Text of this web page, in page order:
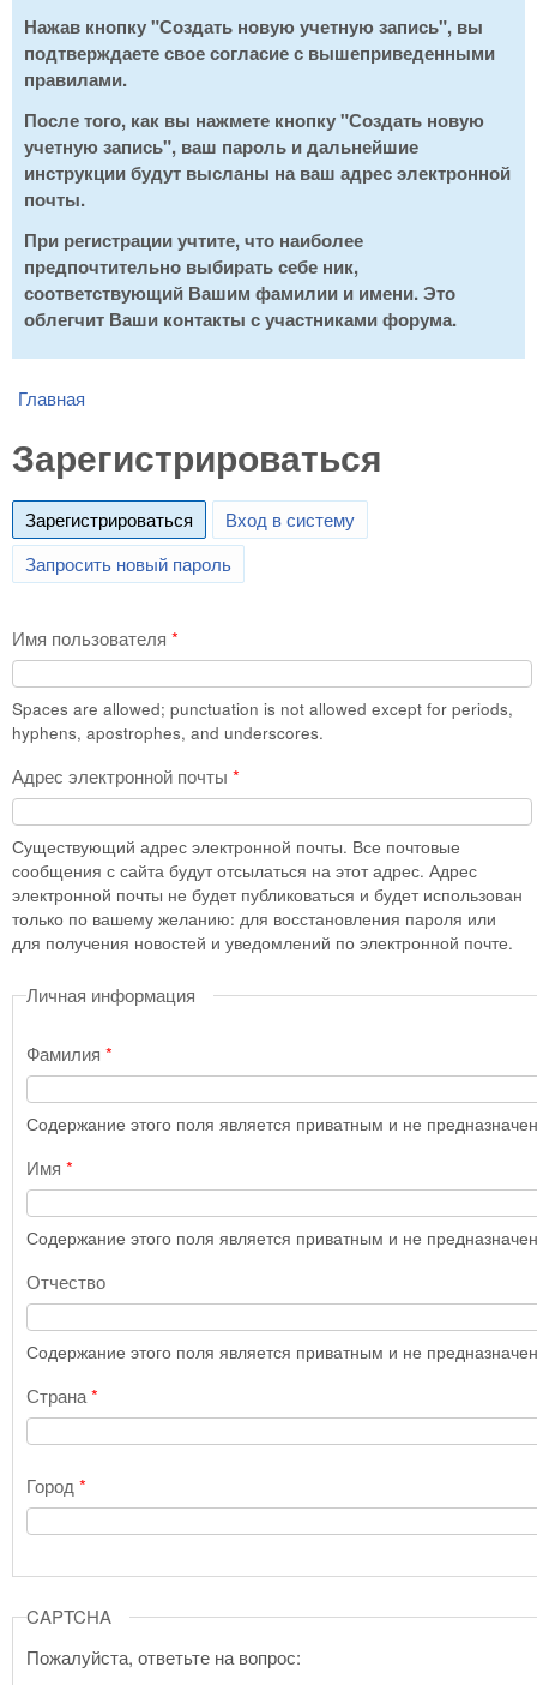
Нажав кнопку "Создать новую учетную запись", вы
подтверждаете свое согласие с вышеприведенными
правилами.
После того, как вы нажмете кнопку "Создать новую
учетную запись", ваш пароль и дальнейшие
инструкции будут высланы на ваш адрес электронной
почты.
При регистрации учтите, что наиболее
предпочтительно выбирать себе ник,
соответствующий Вашим фамилии и имени. Это
облегчит Ваши контакты с участниками форума.
You are here
Главная
Зарегистрироваться
Зарегистрироваться (active tab)
Вход в систему
Запросить новый пароль
Имя пользователя *
Spaces are allowed; punctuation is not allowed except for periods,
hyphens, apostrophes, and underscores.
Адрес электронной почты *
Существующий адрес электронной почты. Все почтовые
сообщения с сайта будут отсылаться на этот адрес. Адрес
электронной почты не будет публиковаться и будет использован
только по вашему желанию: для восстановления пароля или
для получения новостей и уведомлений по электронной почте.
Личная информация
Фамилия*
Содержание этого поля является приватным и не
Имя*
Содержание этого поля является приватным и не
Отчество
Содержание этого поля является приватным и не
Страна*
Город*
CAPTCHA
Пожалуйста, ответьте на вопрос: